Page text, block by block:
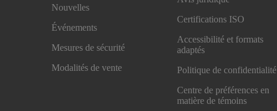
Nouvelles
Événements
Mesures de sécurité
Modalités de vente
Certifications ISO
Accessibilité et formats
adaptés
Politique de confidentialité
Centre de préférences en
matière de témoins